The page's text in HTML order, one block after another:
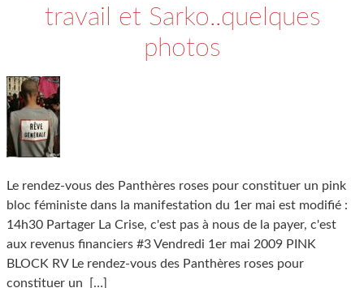
travail et Sarko..quelques
photos
Le rendez-vous des Panthères roses pour constituer un pink
bloc féministe dans la manifestation du 1er mai est modifié :
14h30 Partager La Crise, c'est pas à nous de la payer, c'est
aux revenus financiers #3 Vendredi 1er mai 2009 PINK
BLOCK RV Le rendez-vous des Panthères roses pour
constituer un
[…]